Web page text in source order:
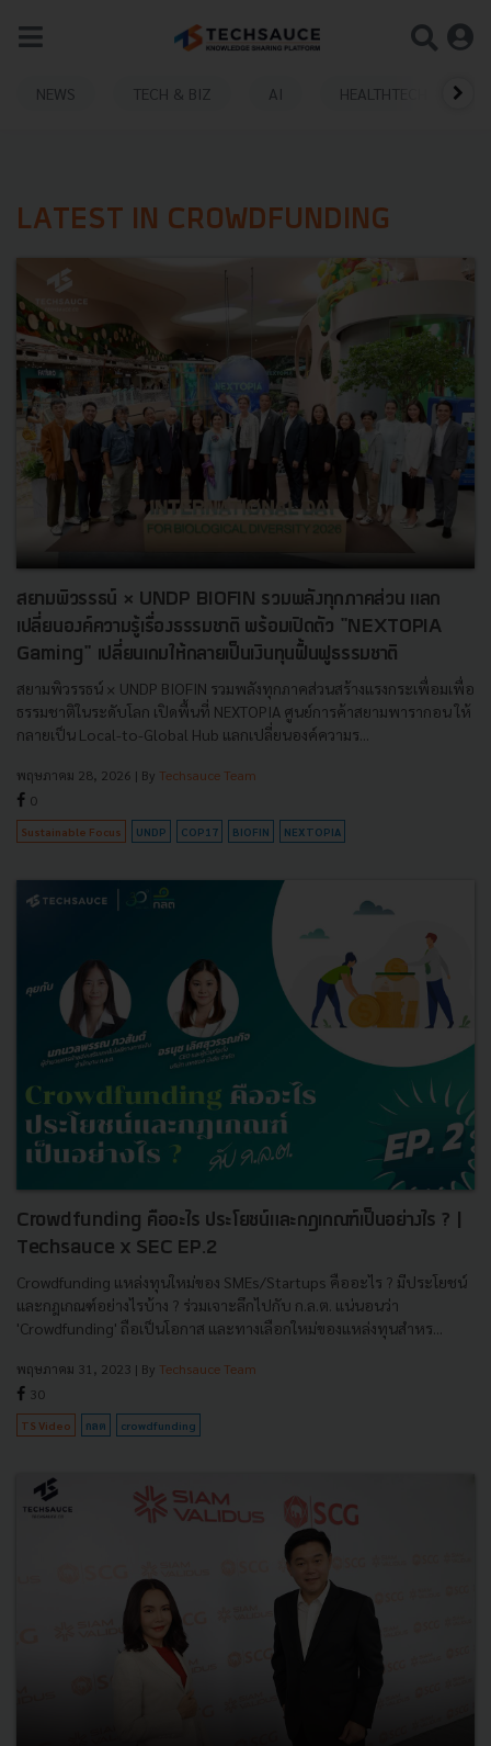
NEWS TECH & BIZ AI HEALTHTECH
LATEST IN CROWDFUNDING
สยามพิวรรธน์ × UNDP BIOFIN รวมพลังทุกภาคส่วน แลก
เปลี่ยนองค์ความรู้เรื่องธรรมชาติ พร้อมเปิดตัว "NEXTOPIA
Gaming" เปลี่ยนเกมให้กลายเป็นเงินทุนฟื้นฟูธรรมชาติ
สยามพิวรรธน์ × UNDP BIOFIN รวมพลังทุกภาคส่วนสร้างแรงกระเพื่อมเพื่อ
ธรรมชาติในระดับโลก เปิดพื้นที่ NEXTOPIA ศูนย์การค้าสยามพารากอน ให้
กลายเป็น Local-to-Global Hub แลกเปลี่ยนองค์ความร...
พฤษภาคม 28, 2026 | By Techsauce Team
0
Sustainable Focus UNDP COP17 BIOFIN NEXTOPIA
Crowdfunding คืออะไร ประโยชน์และกฎเกณฑ์เป็นอย่างไร ? |
Techsauce x SEC EP.2
Crowdfunding แหล่งทุนใหม่ของ SMEs/Startups คืออะไร ? มีประโยชน์
และกฎเกณฑ์อย่างไรบ้าง ? ร่วมเจาะลึกไปกับ ก.ล.ต. แน่นอนว่า
'Crowdfunding' ถือเป็นโอกาส และทางเลือกใหม่ของแหล่งทุนสำหร...
พฤษภาคม 31, 2023 | By Techsauce Team
30
TS Video กลต crowdfunding